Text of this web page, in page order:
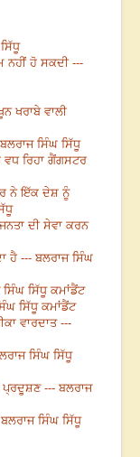
ਨਹੀਂ ਹੋ ਸਕਦੀ ---
ਖਰਾਬੇ ਵਾਲੀ
ਸਿੰਘ ਸਿੱਧੂ
ਰਿਹਾ ਗੈਂਗਸਟਰ
ਨੇ ਇੱਕ ਦੇਸ਼ ਨੂੰ
ਦੀ ਸੇਵਾ ਕਰਨ
ਹੈ --- ਬਲਰਾਜ ਸਿੰਘ
ਸਿੱਧੂ ਕਮਾਂਡੈਂਟ
ਸਿੱਧੂ ਕਮਾਂਡੈਂਟ
ਵਾਰਦਾਤ ---
ਸਿੰਘ ਸਿੱਧੂ
ਪ੍ਰਦੂਸ਼ਣ --- ਬਲਰਾਜ
ਸਿੰਘ ਸਿੱਧੂ